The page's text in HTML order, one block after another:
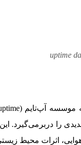
uptime
اثرات محیط